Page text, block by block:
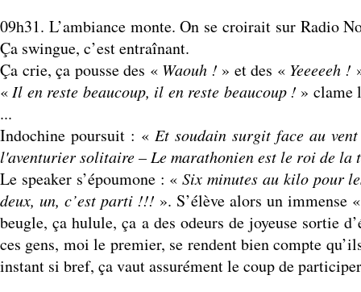
09h31. L’ambiance monte. On se croirait sur Radio
Ça swingue, c’est entraînant.
Ça crie, ça pousse des « Waouh ! » et des « Yeeeeeh !
«Il en reste beaucoup, il en reste beaucoup ! » clame
...
Indochine poursuit : « Et soudain surgit face au
l'aventurier solitaire – Le marathonien est le roi de la
Le speaker s’époumone : «Six minutes au kilo pour
deux, un, c’est parti !!! ». S’élève alors un immense
beugle, ça hulule, ça a des odeurs de joyeuse sortie
ces gens, moi le premier, se rendent bien compte
instant si bref, ça vaut assurément le coup de